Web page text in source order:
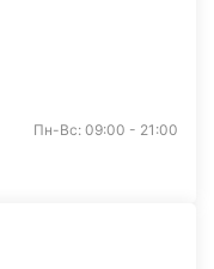
Пн-Вс: 09:00 - 21:00